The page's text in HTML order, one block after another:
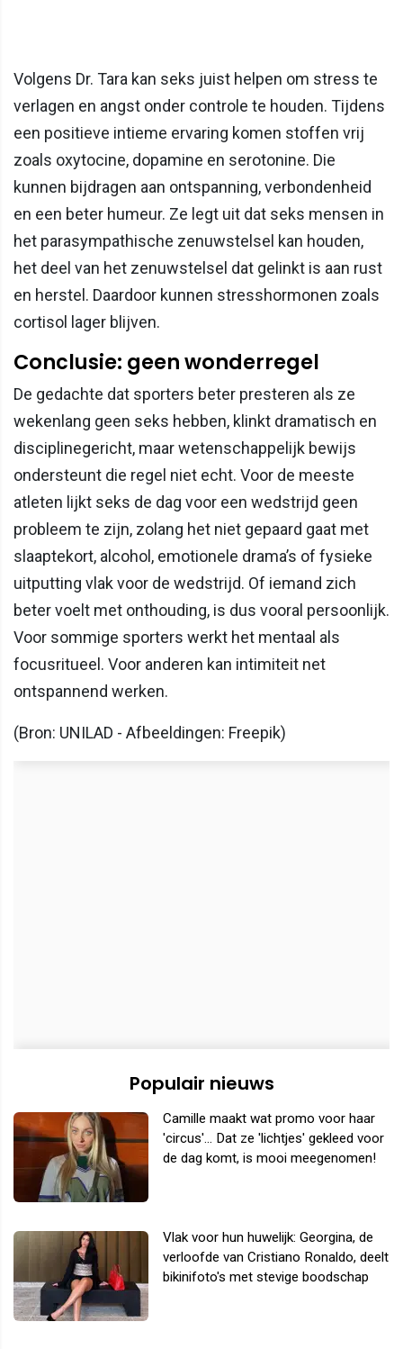
Volgens Dr. Tara kan seks juist helpen om stress te
verlagen en angst onder controle te houden. Tijdens
een positieve intieme ervaring komen stoffen vrij
zoals oxytocine, dopamine en serotonine. Die
kunnen bijdragen aan ontspanning, verbondenheid
en een beter humeur. Ze legt uit dat seks mensen in
het parasympathische zenuwstelsel kan houden,
het deel van het zenuwstelsel dat gelinkt is aan rust
en herstel. Daardoor kunnen stresshormonen zoals
cortisol lager blijven.
Conclusie: geen wonderregel
De gedachte dat sporters beter presteren als ze
wekenlang geen seks hebben, klinkt dramatisch en
disciplinegericht, maar wetenschappelijk bewijs
ondersteunt die regel niet echt. Voor de meeste
atleten lijkt seks de dag voor een wedstrijd geen
probleem te zijn, zolang het niet gepaard gaat met
slaaptekort, alcohol, emotionele drama’s of fysieke
uitputting vlak voor de wedstrijd. Of iemand zich
beter voelt met onthouding, is dus vooral persoonlijk.
Voor sommige sporters werkt het mentaal als
focusritueel. Voor anderen kan intimiteit net
ontspannend werken.
(Bron: UNILAD - Afbeeldingen: Freepik)
Populair nieuws
Camille maakt wat promo voor haar
'circus'... Dat ze 'lichtjes' gekleed voor
de dag komt, is mooi meegenomen!
Vlak voor hun huwelijk: Georgina, de
verloofde van Cristiano Ronaldo, deelt
bikinifoto's met stevige boodschap